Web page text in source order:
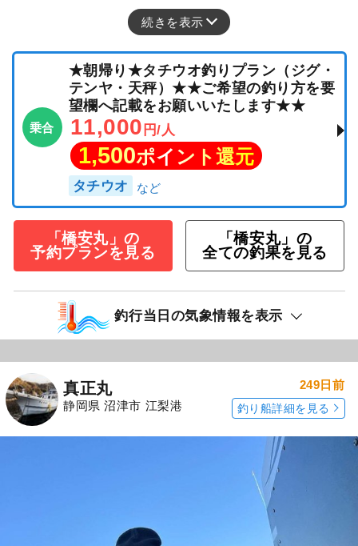
続きを表示
乗合
★朝帰り★タチウオ釣りプラン（ジグ・
テンヤ・天秤）★★ご希望の釣り方を要
望欄へ記載をお願いいたします★★
11,000 円/人
1,500ポイント還元
タチウオ
「橋安丸」の
予約プランを見る
「橋安丸」の
全ての釣果を見る
釣行当日の気象情報を表示
真正丸
静岡県 沼津市 江梨港
249日前
釣り船詳細を見る